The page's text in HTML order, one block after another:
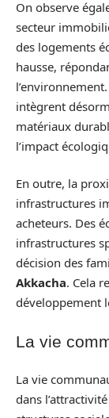
On observe
secteur
des logements
hausse,
intègrent
matériaux
l’impact
En outre, la
infrastructures
acheteurs. Des
infrastructures
décision des
Akkacha. Cela
développement
La vie
La vie
dans